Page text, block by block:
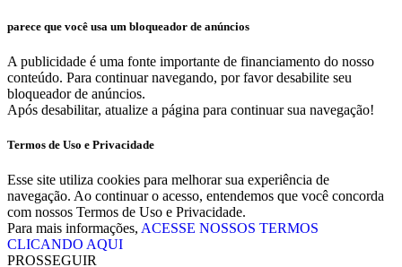
parece que você usa um bloqueador de anúncios
A publicidade é uma fonte importante de financiamento do nosso
conteúdo. Para continuar navegando, por favor desabilite seu
bloqueador de anúncios.
Após desabilitar, atualize a página para continuar sua navegação!
Termos de Uso e Privacidade
Esse site utiliza cookies para melhorar sua experiência de
navegação. Ao continuar o acesso, entendemos que você concorda
com nossos Termos de Uso e Privacidade.
Para mais informações, ACESSE NOSSOS TERMOS
CLICANDO AQUI
PROSSEGUIR